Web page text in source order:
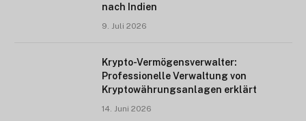
nach Indien
9. Juli 2026
Krypto-Vermögensverwalter:
Professionelle Verwaltung von
Kryptowährungsanlagen erklärt
14. Juni 2026